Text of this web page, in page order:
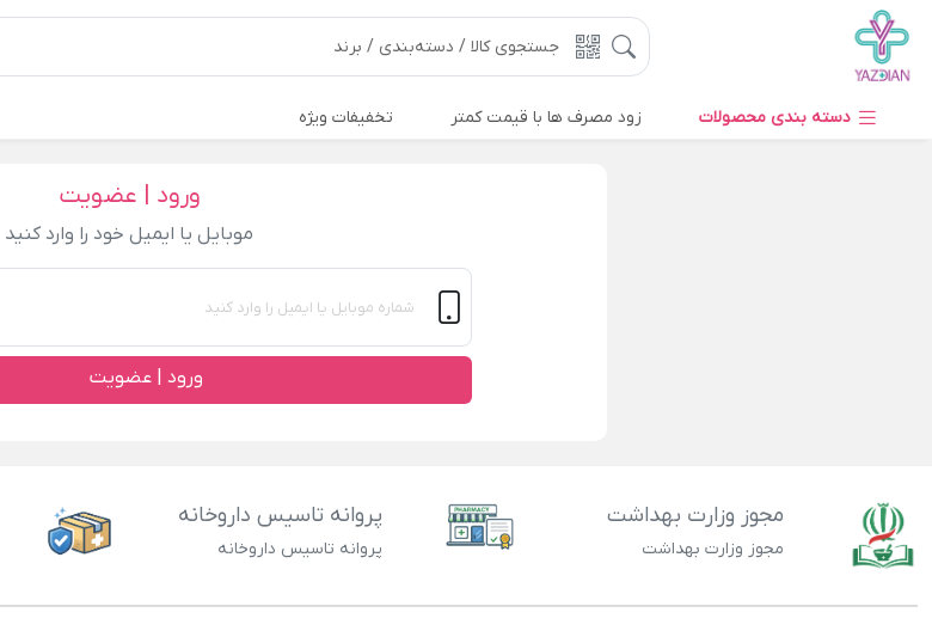
دسته بندی محصولات زود مصرف ها با قیمت کمتر تخفیفات ویژه
ورود | عضویت
موبایل یا ایمیل خود را وارد کنید
ورود | عضویت
مجوز وزارت بهداشت
مجوز وزارت بهداشت
پروانه تاسیس داروخانه
پروانه تاسیس داروخانه